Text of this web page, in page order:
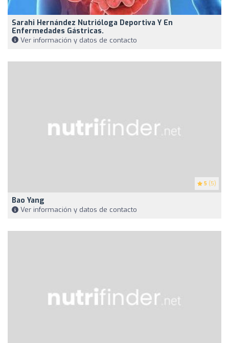
Sarahi Hernández Nutrióloga Deportiva Y En
Enfermedades Gástricas.
Ver información y datos de contacto
5 (5)
Bao Yang
Ver información y datos de contacto